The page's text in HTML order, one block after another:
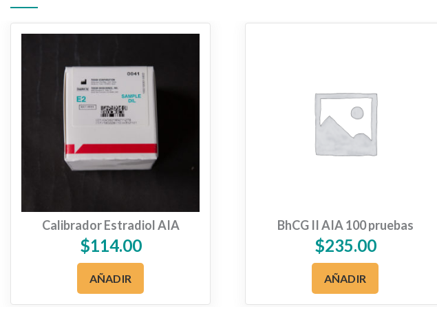
Calibrador Estradiol AIA
$114.00
AÑADIR
BhCG II AIA 100 pruebas
$235.00
AÑADIR